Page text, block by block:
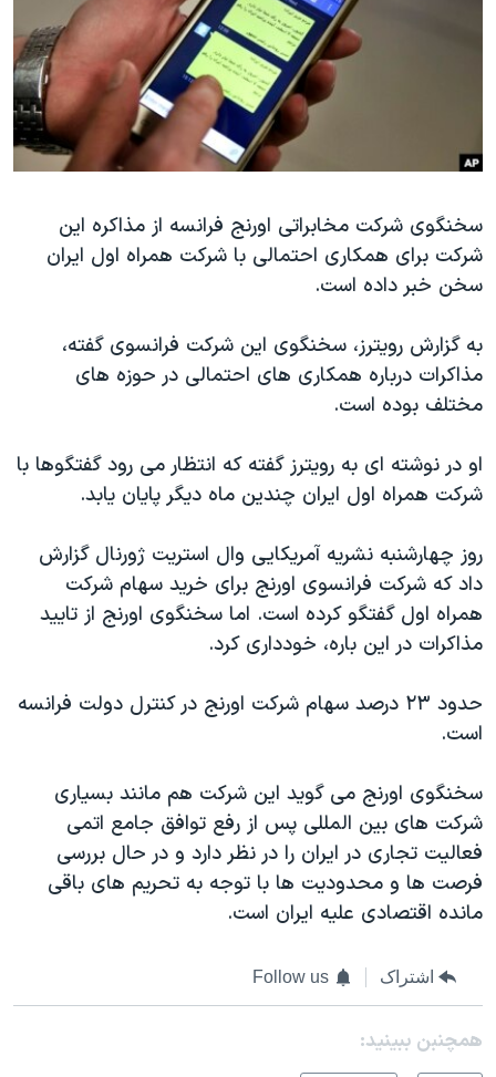
گالری عکس
آرشیو پخش زنده
انتخابات ریاست جمهوری آمریکا ۲۰۲۴
حمله جمهوری اسلامی به اسرائیل
اعتراضات زن، زندگی، آزادی
مجموعه مستندهای دادخواهی
تریبونال مردمی آبان ۹۸
دادگاه حمید نوری
چهل سال گروگان‌گیری
قانون شفافیت دارائی کادر رهبری ایران
اعتراضات مردمی آبان ۹۸
اسرائیل در جنگ
همایش محافظه‌کاران آمریکا «سی‌پک»
صفحه‌های ویژه
سفر پرزیدنت ترامپ به چین
زبانهای مختلف
سخنگوی شرکت مخابراتی اورنج فرانسه از مذاکره این
شرکت برای همکاری احتمالی با شرکت همراه اول ایران
سخن خبر داده است.
به گزارش رویترز، سخنگوی این شرکت فرانسوی گفته،
مذاکرات درباره همکاری های احتمالی در حوزه های
مختلف بوده است.
او در نوشته ای به رویترز گفته که انتظار می رود گفتگوها با
شرکت همراه اول ایران چندین ماه دیگر پایان یابد.
روز چهارشنبه نشریه آمریکایی وال استریت ژورنال گزارش
داد که شرکت فرانسوی اورنج برای خرید سهام شرکت
همراه اول گفتگو کرده است. اما سخنگوی اورنج از تایید
مذاکرات در این باره، خودداری کرد.
حدود ۲۳ درصد سهام شرکت اورنج در کنترل دولت فرانسه
است.
سخنگوی اورنج می گوید این شرکت هم مانند بسیاری
شرکت های بین المللی پس از رفع توافق جامع اتمی
فعالیت تجاری در ایران را در نظر دارد و در حال بررسی
فرصت ها و محدودیت ها با توجه به تحریم های باقی
مانده اقتصادی علیه ایران است.
اشتراک Follow us
همچنبن ببینید: